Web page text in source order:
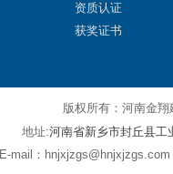
资质认证
获奖证书
版权所有：河
地址:河南省新乡市封丘县
E-mail：